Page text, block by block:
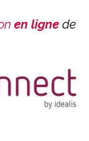
en ligne de